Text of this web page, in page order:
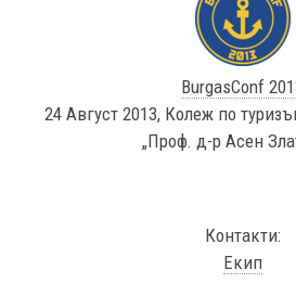
BurgasConf
24 Август 2013, Колеж по
„Проф. д-р Асен
Контакти:
Екип